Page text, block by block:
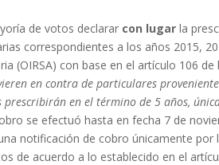
de votos declarar con lugar la
correspondientes a los años 2015,
(OIRSA) con base en el artículo 106
en contra de particulares
en el término de 5 años,
se efectuó hasta en fecha 7 de
notificación de cobro únicamente
de acuerdo a lo establecido en el